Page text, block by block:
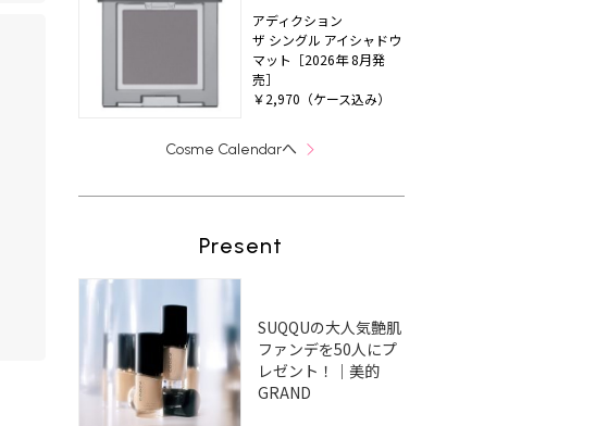
アディクション
ザ シングル アイシャドウ
マット［2026年 8月発
売］
￥2,970（ケース込み）
Cosme Calendarへ
Present
SUQQUの大人気艶肌
ファンデを50人にプ
レゼント！｜美的
GRAND